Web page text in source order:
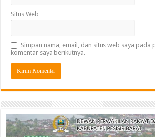
Situs Web
Simpan nama, email, dan situs web saya pada
komentar saya berikutnya.